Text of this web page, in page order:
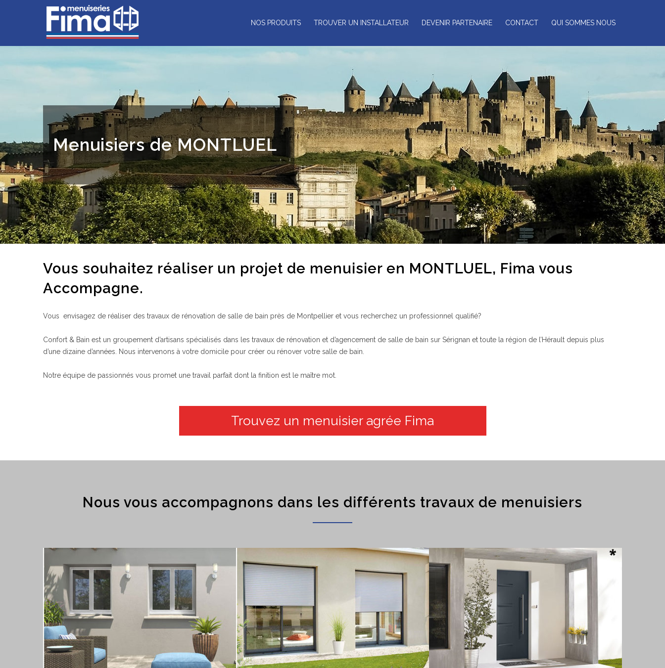
NOS PRODUITS TROUVER UN INSTALLATEUR DEVENIR PARTENAIRE CONTACT QUI SOMMES NOUS
Menuisiers de MONTLUEL
Vous souhaitez réaliser un projet de menuisier en MONTLUEL, Fima vous
Accompagne.
Vous envisagez de réaliser des travaux de rénovation de salle de bain près de Montpellier et vous recherchez un professionnel qualifié?
Confort & Bain est un groupement d’artisans spécialisés dans les travaux de rénovation et d’agencement de salle de bain sur Sérignan et toute la région de l’Hérault depuis plus
d’une dizaine d’années. Nous intervenons à votre domicile pour créer ou rénover votre salle de bain.
Notre équipe de passionnés vous promet une travail parfait dont la finition est le maître mot.
Trouvez un menuisier agrée Fima
Nous vous accompagnons dans les différents travaux de menuisiers